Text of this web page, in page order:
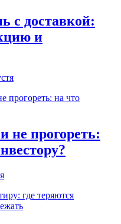
с доставкой:
и
не прогореть: